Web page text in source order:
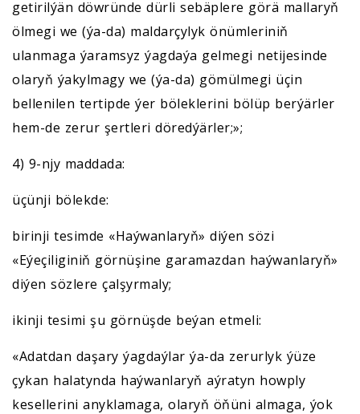
getirilýän döwründe dürli sebäplere görä mallaryň
ölmegi we (ýa-da) maldarçylyk önümleriniň
ulanmaga ýaramsyz ýagdaýa gelmegi netijesinde
olaryň ýakylmagy we (ýa-da) gömülmegi üçin
bellenilen tertipde ýer böleklerini bölüp berýärler
hem-de zerur şertleri döredýärler;»;
4) 9-njy maddada:
üçünji bölekde:
birinji tesimde «Haýwanlaryň» diýen sözi
«Eýeçiliginiň görnüşine garamazdan haýwanlaryň»
diýen sözlere çalşyrmaly;
ikinji tesimi şu görnüşde beýan etmeli:
«Adatdan daşary ýagdaýlar ýa-da zerurlyk ýüze
çykan halatynda haýwanlaryň aýratyn howply
kesellerini anyklamaga, olaryň öňüni almaga, ýok